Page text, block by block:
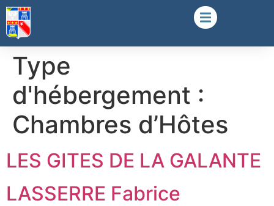
Type
d'hébergement :
Chambres d’Hôtes
LES GITES DE LA GALANTE
LASSERRE Fabrice